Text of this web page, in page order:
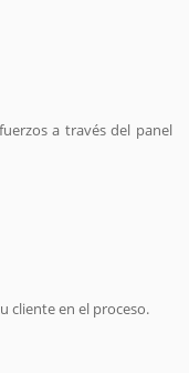
a través del panel
cliente en el proceso.